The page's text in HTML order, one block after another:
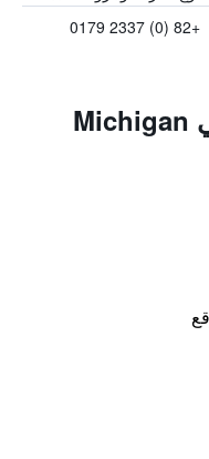
+82 (0) 2337 0179
المزايا ووسائل الراحة في Michigan